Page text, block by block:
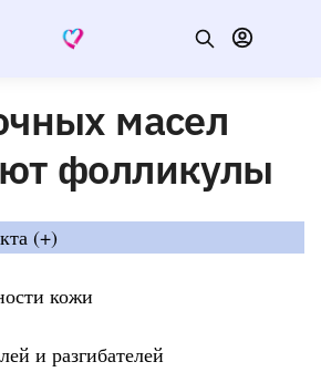
масел
фолликулы
(+)
кожи
и разгибателей